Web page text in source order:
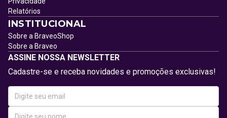
Relatórios
INSTITUCIONAL
Sobre a BraveoShop
Sobre a Braveo
ASSINE NOSSA NEWSLETTER
Cadastre-se e receba novidades e promoções exclusivas!